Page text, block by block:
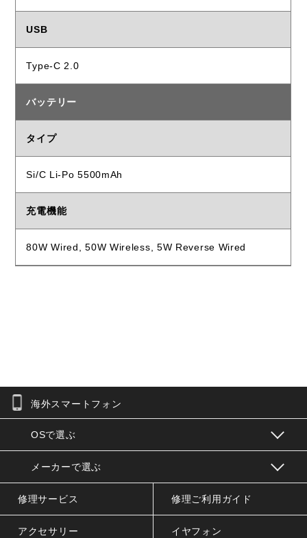
USB
Type-C 2.0
バッテリー
タイプ
Si/C Li-Po 5500mAh
充電機能
80W Wired, 50W Wireless, 5W Reverse Wired
お問合せフォーム
海外スマートフォン
OSで選ぶ
メーカーで選ぶ
修理サービス 修理ご利用ガイド
アクセサリー イヤフォン